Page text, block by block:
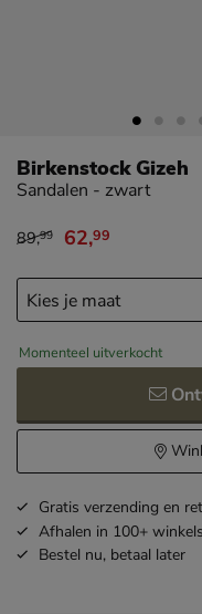
Birkenstock Gizeh
Sandalen - zwart
van € 89,99 voor €
89,99 62,99
Momenteel uitverkocht
Gratis verzending en
Afhalen in 100+
Bestel nu, betaal later